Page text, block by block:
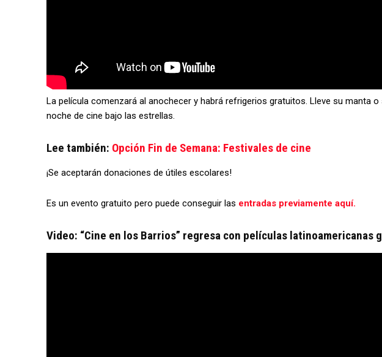
La película comenzará al anochecer y habrá refrigerios gratuitos. Lleve su manta
noche de cine bajo las estrellas.
Lee también: Opción Fin de Semana: Festivales de cine
¡Se aceptarán donaciones de útiles escolares!
Es un evento gratuito pero puede conseguir las entradas previamente aquí.
Video: “Cine en los Barrios” regresa con películas latinoamericanas